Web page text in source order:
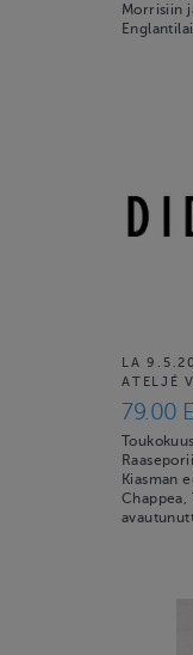
Morrisiin
LA
ATELJÉ
79.00
Kiasman
Chappea,